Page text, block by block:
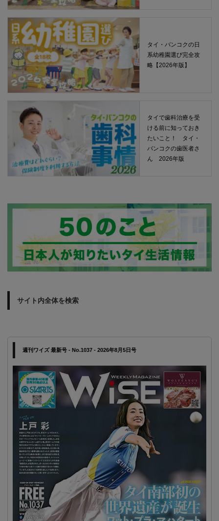
タイ・バンコクの日
系幼稚園選び完全攻
略【2026年版】
タイで歯科治療を受
ける前に知っておき
たいこと！ タイ・
バンコクの歯医者さ
ん 2026年版
サイト内全体を検索
週刊ワイズ 最新号 - No.1037 - 2026年8月5日号